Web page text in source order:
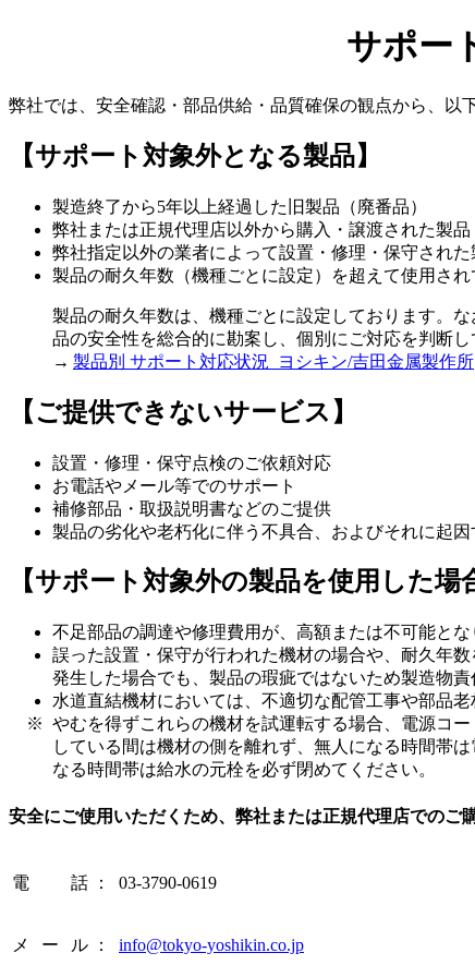
サポー
弊社では、安全確認・部品供給・品質確保の観点から、以
【サポート対象外となる製品】
製造終了から5年以上経過した旧製品（廃番品）
弊社または正規代理店以外から購入・譲渡された製品
弊社指定以外の業者によって設置・修理・保守された
製品の耐久年数（機種ごとに設定）を超えて使用され
製品の耐久年数は、機種ごとに設定しております。
品の安全性を総合的に勘案し、個別にご対応を判断し
→ 製品別 サポート対応状況 ヨシキン/吉田金属製作所
【ご提供できないサービス】
設置・修理・保守点検のご依頼対応
お電話やメール等でのサポート
補修部品・取扱説明書などのご提供
製品の劣化や老朽化に伴う不具合、およびそれに起
【サポート対象外の製品を使用した場
不足部品の調達や修理費用が、高額または不可能と
誤った設置・保守が行われた機材の場合や、耐久年
発生した場合でも、製品の瑕疵ではないため製造物責
水道直結機材においては、不適切な配管工事や部品
やむを得ずこれらの機材を試運転する場合、電源コ
している間は機材の側を離れず、無人になる時間帯
なる時間帯は給水の元栓を必ず閉めてください。
安全にご使用いただくため、弊社または正規代理店でのご
電話 ： 03-3790-0619
メール ： info@tokyo-yoshikin.co.jp